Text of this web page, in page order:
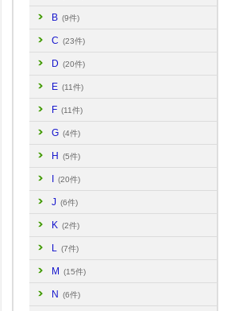
B (9件)
C (23件)
D (20件)
E (11件)
F (11件)
G (4件)
H (5件)
(20件)
J (6件)
K (2件)
L (7件)
M (15件)
N (6件)